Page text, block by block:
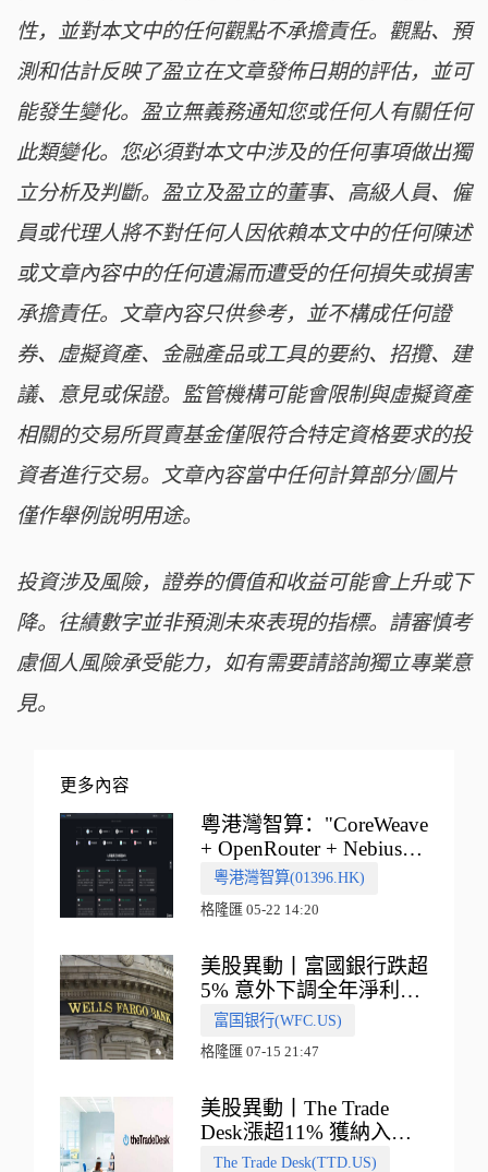
性，並對本文中的任何觀點不承擔責任。觀點、預
測和估計反映了盈立在文章發佈日期的評估，並可
能發生變化。盈立無義務通知您或任何人有關任何
此類變化。您必須對本文中涉及的任何事項做出獨
立分析及判斷。盈立及盈立的董事、高級人員、僱
員或代理人將不對任何人因依賴本文中的任何陳述
或文章內容中的任何遺漏而遭受的任何損失或損害
承擔責任。文章內容只供參考，並不構成任何證
券、虛擬資產、金融產品或工具的要約、招攬、建
議、意見或保證。監管機構可能會限制與虛擬資產
相關的交易所買賣基金僅限符合特定資格要求的投
資者進行交易。文章內容當中任何計算部分/圖片
僅作舉例說明用途。
投資涉及風險，證券的價值和收益可能會上升或下
降。往績數字並非預測未來表現的指標。請審慎考
慮個人風險承受能力，如有需要請諮詢獨立專業意
見。
更多內容
粵港灣智算："CoreWeave
+ OpenRouter + Nebius"
多向融合的中國智算新範
式
粵港灣智算(01396.HK)
格隆匯 05-22 14:20
美股異動丨富國銀行跌超
5% 意外下調全年淨利息
收入指引
富国银行(WFC.US)
格隆匯 07-15 21:47
美股異動丨The Trade
Desk漲超11% 獲納入標
普500指數
The Trade Desk(TTD.US)